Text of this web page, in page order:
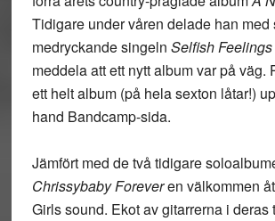
Tidigare under våren delade han med
medryckande singeln Selfish Feelings
meddela att ett nytt album var på väg.
ett helt album (på hela sexton låtar!)
hand Bandcamp-sida.
Jämfört med de två tidigare
Chrissybaby Foreveren välkommen
Girls sound. Ekot av gitarrerna i deras